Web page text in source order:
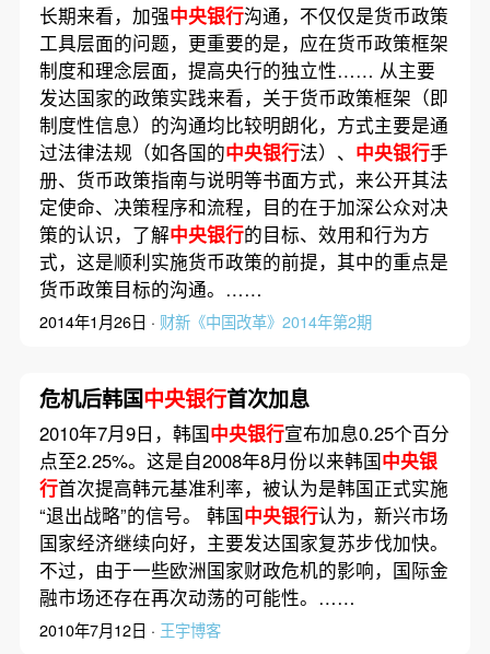
长期来看，加强中央银行沟通，不仅仅是货币政策
工具层面的问题，更重要的是，应在货币政策框架
制度和理念层面，提高央行的独立性…… 从主要
发达国家的政策实践来看，关于货币政策框架（即
制度性信息）的沟通均比较明朗化，方式主要是通
过法律法规（如各国的中央银行法）、 中央银行手
册、货币政策指南与说明等书面方式，来公开其法
定使命、决策程序和流程，目的在于加深公众对决
策的认识，了解中央银行的目标、效用和行为方
式，这是顺利实施货币政策的前提，其中的重点是
货币政策目标的沟通。……
2014年1月26日 · 财新《中国改革》2014年第2期
危机后韩国中央银行首次加息
2010年7月9日，韩国中央银行宣布加息0.25个百分
点至2.25%。这是自2008年8月份以来韩国中央银
行首次提高韩元基准利率，被认为是韩国正式实施
“退出战略”的信号。 韩国中央银行认为，新兴市场
国家经济继续向好，主要发达国家复苏步伐加快。
不过，由于一些欧洲国家财政危机的影响，国际金
融市场还存在再次动荡的可能性。……
2010年7月12日 · 王宇博客